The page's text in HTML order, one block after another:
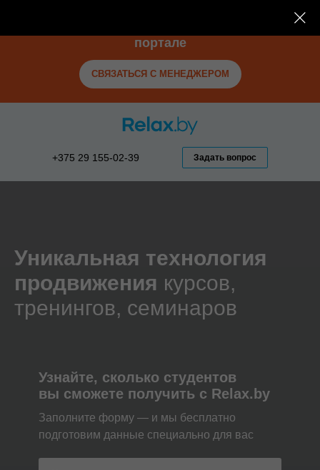
портале
СВЯЗАТЬСЯ С МЕНЕДЖЕРОМ
Задать вопрос
+375 29 155-02-39
Уникальная технология
продвижения курсов,
тренингов, семинаров
Узнайте, сколько студентов
вы сможете получить с Relax.by
Заполните форму — и мы бесплатно
подготовим данные специально для вас